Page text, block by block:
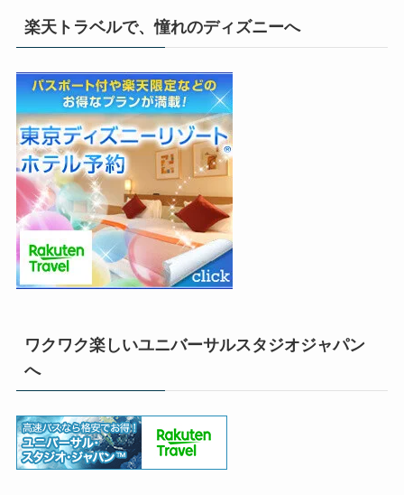
楽天トラベルで、憧れのディズニーへ
ワクワク楽しいユニバーサルスタジオジャパン
へ